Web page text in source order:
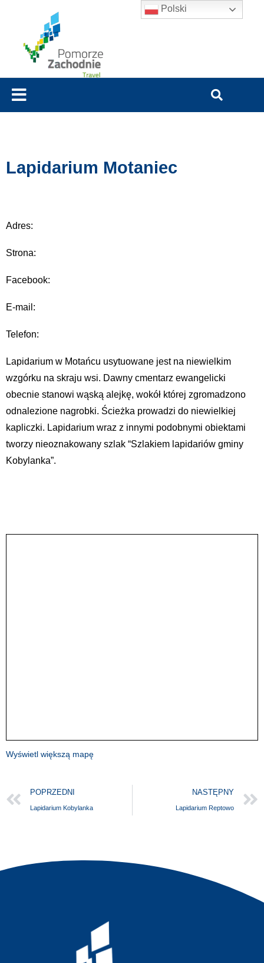
Lapidarium Motaniec
Adres:
Strona:
Facebook:
E-mail:
Telefon:
Lapidarium w Motańcu usytuowane jest na niewielkim
wzgórku na skraju wsi. Dawny cmentarz ewangelicki
obecnie stanowi wąską alejkę, wokół której zgromadzono
odnalezione nagrobki. Ścieżka prowadzi do niewielkiej
kapliczki. Lapidarium wraz z innymi podobnymi obiektami
tworzy nieoznakowany szlak “Szlakiem lapidariów gminy
Kobylanka”.
Wyświetl większą mapę
POPRZEDNI
Lapidarium Kobylanka
NASTĘPNY
Lapidarium Reptowo
Polski